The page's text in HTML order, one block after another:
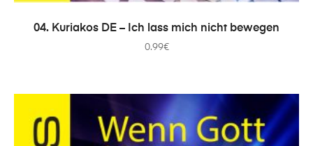
ADICIONAR
04. Kuriakos DE – Ich lass mich nicht bewegen
0.99€